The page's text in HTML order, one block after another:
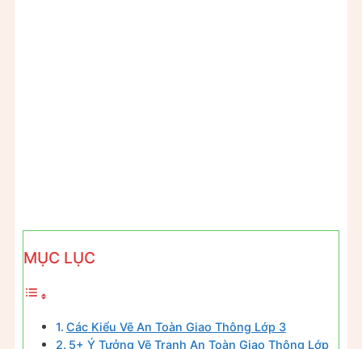
MỤC LỤC
Các Kiểu Vẽ An Toàn Giao Thông Lớp 3
5+ Ý Tưởng Vẽ Tranh An Toàn Giao Thông Lớp